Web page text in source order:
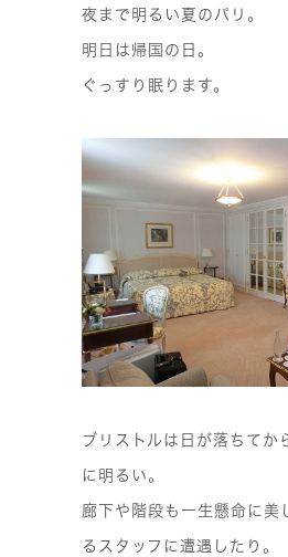
夜まで明るい夏のパリ。
明日は帰国の日。
ぐっすり眠ります。
ブリストルは日が落ちてか
に明るい。
廊下や階段も一生懸命に美
るスタッフに遭遇したり。